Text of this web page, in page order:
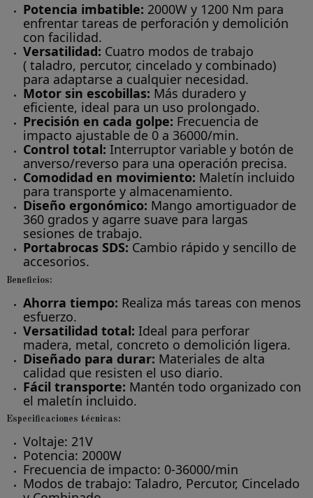
Potencia imbatible: 2000W y 1200 Nm para
enfrentar tareas de perforación y demolición
con facilidad.
Versatilidad: Cuatro modos de trabajo
( taladro, percutor, cincelado y combinado)
para adaptarse a cualquier necesidad.
Motor sin escobillas: Más duradero y
eficiente, ideal para un uso prolongado.
Precisión en cada golpe: Frecuencia de
impacto ajustable de 0 a 36000/min.
Control total: Interruptor variable y botón de
anverso/reverso para una operación precisa.
Comodidad en movimiento: Maletín incluido
para transporte y almacenamiento.
Diseño ergonómico: Mango amortiguador de
360 grados y agarre suave para largas
sesiones de trabajo.
Portabrocas SDS: Cambio rápido y sencillo de
accesorios.
Beneficios:
Ahorra tiempo: Realiza más tareas con menos
esfuerzo.
Versatilidad total: Ideal para perforar
madera, metal, concreto o demolición ligera.
Diseñado para durar: Materiales de alta
calidad que resisten el uso diario.
Fácil transporte: Mantén todo organizado con
el maletín incluido.
Especificaciones técnicas:
Voltaje: 21V
Potencia: 2000W
Frecuencia de impacto: 0-36000/min
Modos de trabajo: Taladro, Percutor, Cincelado